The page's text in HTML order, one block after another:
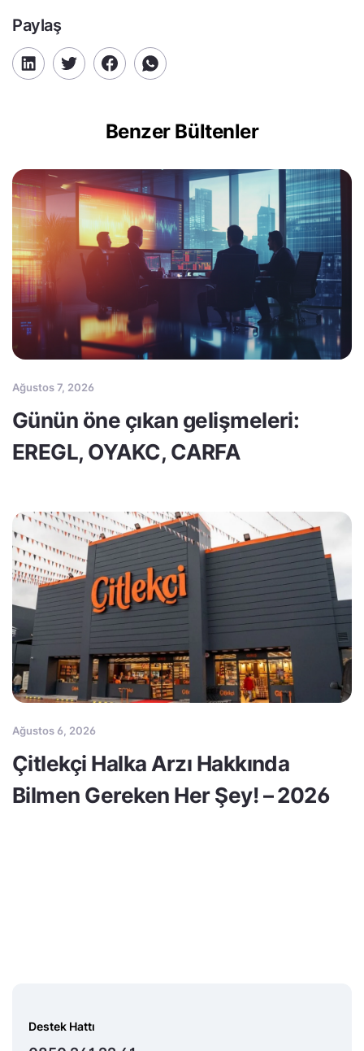
Paylaş
Benzer Bültenler
Ağustos 7, 2026
Günün öne çıkan gelişmeleri:
EREGL, OYAKC, CARFA
Ağustos 6, 2026
Çitlekçi Halka Arzı Hakkında
Bilmen Gereken Her Şey! – 2026
Destek Hattı